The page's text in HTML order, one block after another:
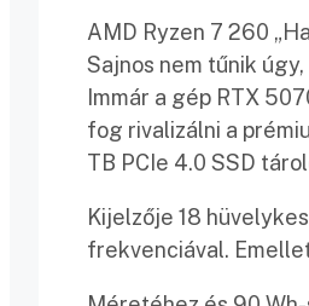
AMD Ryzen 7 260
Sajnos nem tűnik
Immár a gép RTX
fog rivalizálni a
TB PCIe 4.0 SSD
Kijelzője 18
frekvenciával.